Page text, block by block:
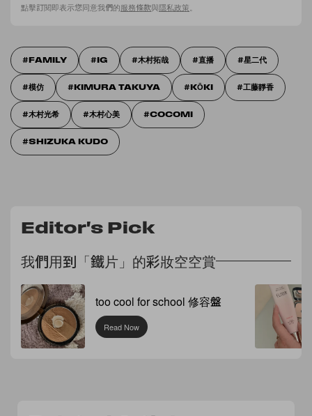
點擊訂閱即表示您同意我們的服務條款與隱私政策
FAMILY IG 木村拓哉 直播 星二代
模仿 KIMURA TAKUYA KŌKI 工藤靜香
木村光希 木村心美 COCOMI
SHIZUKA KUDO
Editor's Pick
我們用到「鐵片」的彩妝空空賞
too cool for school 修容盤
Read Now